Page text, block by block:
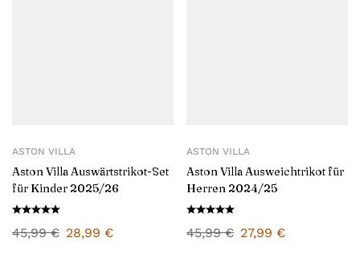
ASTON VILLA
Aston Villa Auswärtstrikot-Set
für Kinder 2025/26
45,99€ 28,99 €
ASTON VILLA
Aston Villa Ausweichtrikot für
Herren 2024/25
45,99€ 27,99 €